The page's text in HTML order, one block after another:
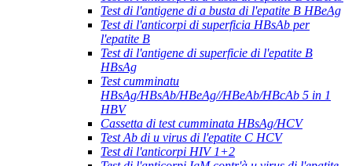
Test di l'antigene di a busta di l'epatite B HBeAg
Test di l'anticorpi di superficia HBsAb per
l'epatite B
Test di l'antigene di superficie di l'epatite B
HBsAg
Test cumminatu
HBsAg/HBsAb/HBeAg//HBeAb/HBcAb 5 in 1
HBV
Cassetta di test cumminata HBsAg/HCV
Test Ab di u virus di l'epatite C HCV
Test di l'anticorpi HIV 1+2